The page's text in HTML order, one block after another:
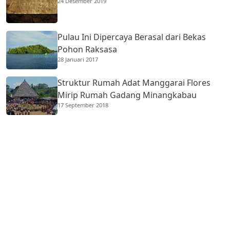
Pulau Ini Dipercaya Berasal dari Bekas
Pohon Raksasa
28 Januari 2017
Struktur Rumah Adat Manggarai Flores
Mirip Rumah Gadang Minangkabau
17 September 2018